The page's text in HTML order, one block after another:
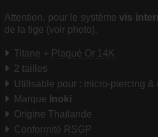
Attention, pour le système vis
de la tige (voir photo).
Titane + Plaqué Or 14K
2 tailles
Utilisable pour : micro-piercing &
Marque Inoki
Origine Thaïlande
Conformité RSGP